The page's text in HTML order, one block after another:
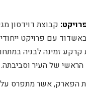
קבוצת דוידסון
עם פרויקט
זמינה לבניה
של העיר וסביבתה.
הפארק, אשר מתפרס